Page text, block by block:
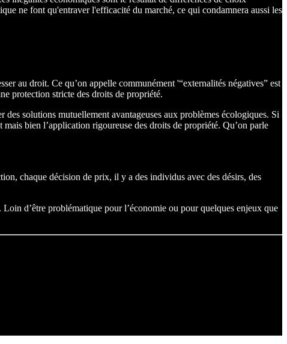
ne font qu'entraver l'efficacité du marché, ce qui condamnera aussi les
au droit. Ce qu’on appelle communément '“externalités négatives” est
protection stricte des droits de propriété.
solutions mutuellement avantageuses aux problèmes écologiques. Si
bien l’application rigoureuse des droits de propriété. Qu’on parle
chaque décision de prix, il y a des individus avec des désirs, des
d’être problématique pour l’économie ou pour quelques enjeux que